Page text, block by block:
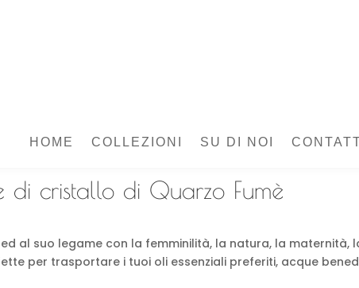
HOME COLLEZIONI SU DI NOI
olio essenziale di cristallo di Quarzo Fumè
di cristallo di Quarzo Fumè
al suo legame con la femminilità, la natura, la maternità,
per trasportare i tuoi oli essenziali preferiti, acque